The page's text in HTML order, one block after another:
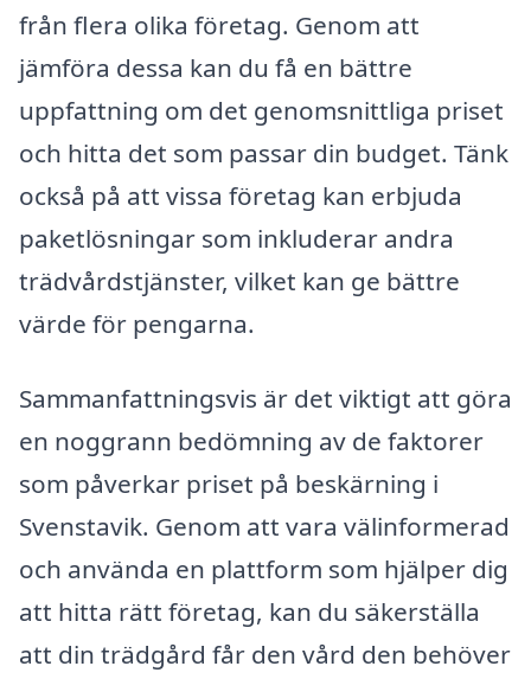
från flera olika företag. Genom att
jämföra dessa kan du få en bättre
uppfattning om det genomsnittliga priset
och hitta det som passar din budget. Tänk
också på att vissa företag kan erbjuda
paketlösningar som inkluderar andra
trädvårdstjänster, vilket kan ge bättre
värde för pengarna.
Sammanfattningsvis är det viktigt att göra
en noggrann bedömning av de faktorer
som påverkar priset på beskärning i
Svenstavik. Genom att vara välinformerad
och använda en plattform som hjälper dig
att hitta rätt företag, kan du säkerställa
att din trädgård får den vård den behöver